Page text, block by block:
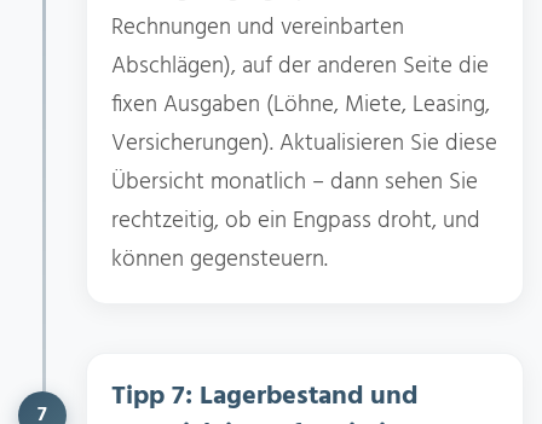
Rechnungen und vereinbarten
Abschlägen), auf der anderen Seite die
fixen Ausgaben (Löhne, Miete, Leasing,
Versicherungen). Aktualisieren Sie diese
Übersicht monatlich – dann sehen Sie
rechtzeitig, ob ein Engpass droht, und
können gegensteuern.
7
Tipp 7: Lagerbestand und